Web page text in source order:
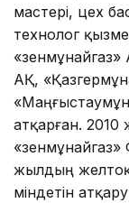
мастері, цех
технолог
АҚ,
атқарған.
жылдың
міндетін